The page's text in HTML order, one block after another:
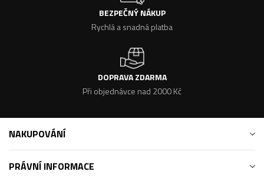
BEZPEČNÝ NÁKUP
Rychlá a snadná platba
DOPRAVA ZDARMA
Při objednávce nad 2000 Kč
NAKUPOVÁNÍ
PRÁVNÍ INFORMACE